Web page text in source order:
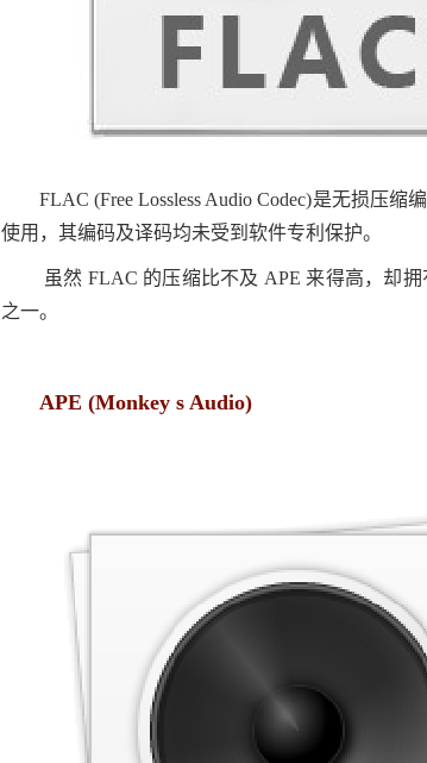
FLAC (Free Lossless Audio Codec)是无损压
使用，其编码及译码均未受到软件专利保护。
虽然 FLAC 的压缩比不及 APE 来得高，却
之一。
APE (Monkey s Audio)